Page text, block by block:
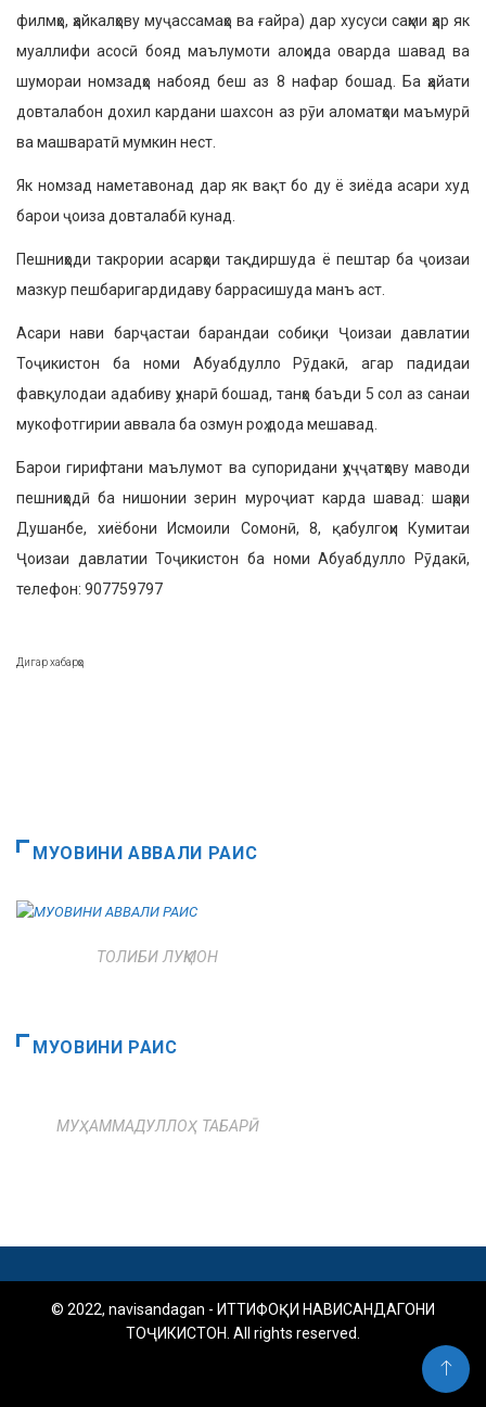
филмҳо, ҳайкалҳову муҷассамаҳо ва ғайра) дар хусуси саҳми ҳар як
муаллифи асосӣ бояд маълумоти алоҳида оварда шавад ва
шумораи номзадҳо набояд беш аз 8 нафар бошад. Ба ҳайати
довталабон дохил кардани шахсон аз рӯи аломатҳои маъмурӣ
ва машваратӣ мумкин нест.
Як номзад наметавонад дар як вақт бо ду ё зиёда асари худ
барои ҷоиза довталабӣ кунад.
Пешниҳоди такрории асарҳои тақдиршуда ё пештар ба ҷоизаи
мазкур пешбаригардидаву баррасишуда манъ аст.
Асари нави барҷастаи барандаи собиқи Ҷоизаи давлатии
Тоҷикистон ба номи Абуабдулло Рӯдакӣ, агар падидаи
фавқулодаи адабиву ҳунарӣ бошад, танҳо баъди 5 сол аз санаи
мукофотгирии аввала ба озмун роҳ дода мешавад.
Барои гирифтани маълумот ва супоридани ҳуҷҷатҳову маводи
пешниҳодӣ ба нишонии зерин муроҷиат карда шавад: шаҳри
Душанбе, хиёбони Исмоили Сомонӣ, 8, қабулгоҳи Кумитаи
Ҷоизаи давлатии Тоҷикистон ба номи Абуабдулло Рӯдакӣ,
телефон: 907759797
Дигар хабарҳо
МУОВИНИ АВВАЛИ РАИС
ТОЛИБИ ЛУҚМОН
МУОВИНИ РАИС
МУҲАММАДУЛЛОҲ ТАБАРӢ
© 2022, navisandagan - ИТТИФОҚИ НАВИСАНДАГОНИ
ТОҶИКИСТОН. All rights reserved.